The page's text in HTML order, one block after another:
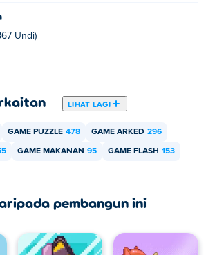
Undi)
LIHAT LAGI
GAME PUZZLE 478 GAME ARKED 296
GAME MAKANAN 95 GAME FLASH 153
pembangun ini